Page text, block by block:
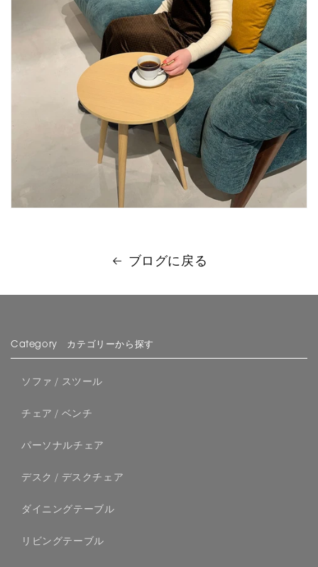
ブログに戻る
Category カテゴリーから探す
ソファ / スツール
チェア / ベンチ
パーソナルチェア
デスク / デスクチェア
ダイニングテーブル
リビングテーブル